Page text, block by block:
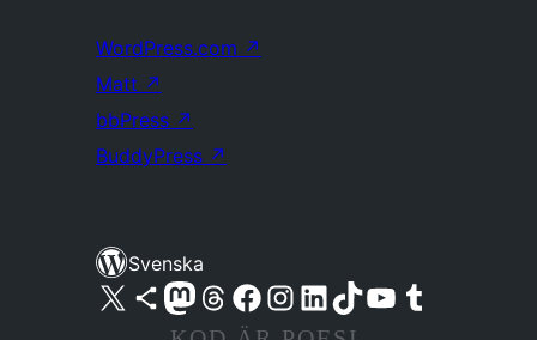
WordPress.com ↗
Matt ↗
bbPress ↗
BuddyPress ↗
Svenska
Besök vår X-konto (f.d. Twitter)
Besök vårt Bluesky-konto
Besök vårt Mastodon-kontoBesök vårt Thread-konto
Besök vår Facebook-sidaBesök vårt Instagram-kontoBesök vårt LinkedIn-konto
Besök vårt TikTok-kontoBesök vår YouTube-kanalBesök vårt Tumblr-konto